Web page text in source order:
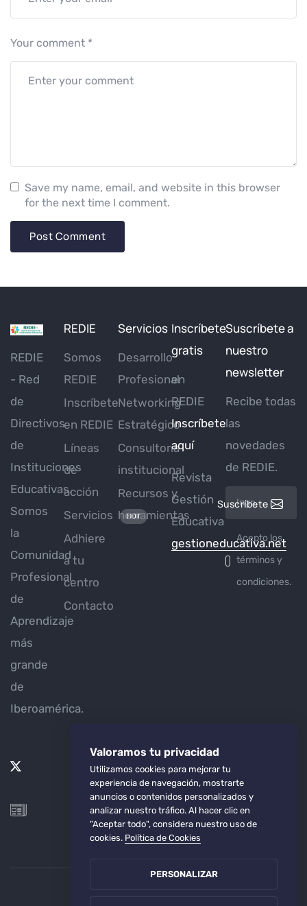
Your comment *
Save my name, email, and website in this browser
for the next time I comment.
REDIE
- Red
de
Directivos
de
Instituciones
Educativas.
Somos
la
Comunidad
Profesional
de
Aprendizaje
más
grande
de
Iberoamérica.
REDIE
Somos
REDIE
Inscríbete
en REDIE
Líneas
de
acción
Servicios
HOT
Adhiere
a tu
centro
Contacto
Servicios
Desarrollo
Profesional
Networking
Estratégico
Consultoría
institucional
Recursos y
herramientas
Inscríbete
gratis
en
REDIE
Inscríbete
aquí
Revista
Gestión
Educativa
gestioneducativa.net
Suscríbete a
nuestro
newsletter
Recibe todas
las
novedades
de REDIE.
Suscríbete
Acepto los
términos y
condiciones.
© 2025 REDIE -
Valoramos tu privacidad
Utilizamos cookies para mejorar tu
experiencia de navegación, mostrarte
anuncios o contenidos personalizados y
analizar nuestro tráfico. Al hacer clic en
"Aceptar todo", considera nuestro uso de
cookies. Política de Cookies
PERSONALIZAR